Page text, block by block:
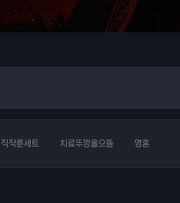
직작룬세트 치료뚜껑올으뜸 영혼